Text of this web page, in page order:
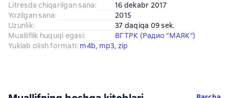
Litresda chiqarilgan sana:
16 dekabr 2017
Yozilgan sana:
2015
Uzunlik:
37 daqiqa 09 sek.
Mualliflik huquqi egasi:
ВГТРК (Радио "МАЯК")
Yuklab olish formati: m4b, mp3, zip